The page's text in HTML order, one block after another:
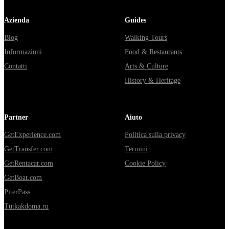
Azienda
Blog
Informazioni
Contatti
Guides
Walking Tours
Food & Restaurants
Arts & Culture
History & Heritage
Partner
GetExperience.com
GetTransfer.com
GetRentacar.com
GetBoat.com
PiterPass
Tutkakdoma.ru
Aiuto
Politica sulla privacy
Termini
Cookie Policy